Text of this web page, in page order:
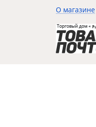
О магазине